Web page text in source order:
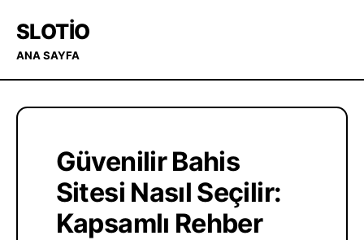
SLOTIO
ANA SAYFA
Güvenilir Bahis
Sitesi Nasıl Seçilir:
Kapsamlı Rehber